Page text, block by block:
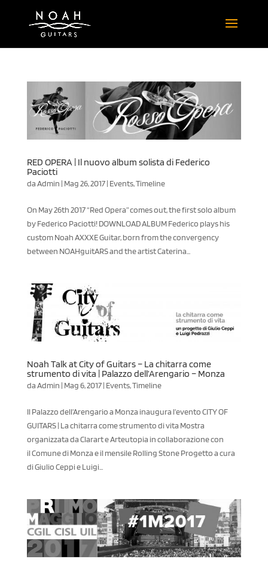
RED OPERA | Il nuovo album solista di Federico
Paciotti
daAdmin | Mag 26, 2017| Events,Timeline
On May 26th 2017 “Red Opera” comes out, the first solo album
by Federico Paciotti! DOWNLOAD ALBUM Federico plays his
custom Noah AXXXE Guitar, born from the convergency
between NOAHguitARS and the artist Caterina...
Noah Talk at City of Guitars – La chitarra come
strumento di vita | Palazzo dell’Arengario – Monza
daAdmin | Mag 6, 2017| Events,Timeline
Il Palazzo dell’Arengario a Monza inaugura l’evento CITY OF
GUITARS | La chitarra come strumento di vita Mostra
organizzata da Clarart e Arteutopia in collaborazione con
il Comune di Monza e il mensile Rolling Stone Progetto a cura
di Giulio Ceppi e Luigi...